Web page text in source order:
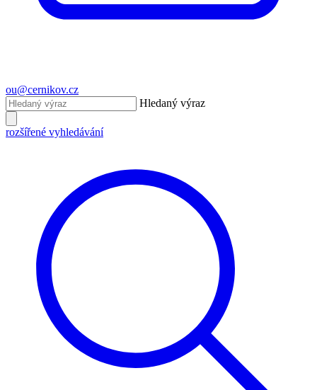
ou@cernikov.cz
Hledaný výraz
rozšířené vyhledávání